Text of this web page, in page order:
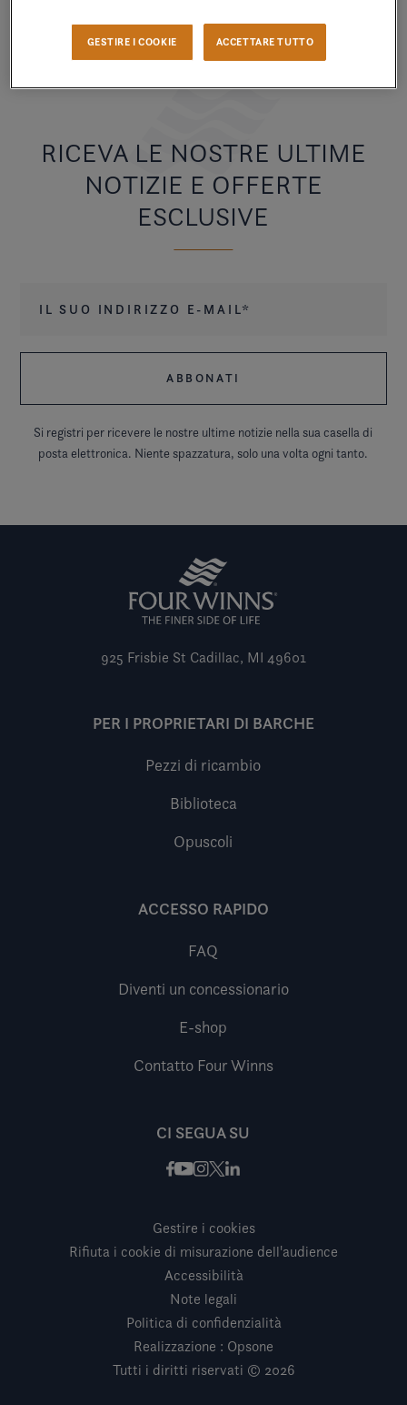
RICEVA LE NOSTRE ULTIME
NOTIZIE E OFFERTE
ESCLUSIVE
Si registri per ricevere le nostre ultime notizie nella sua casella di
posta elettronica. Niente spazzatura, solo una volta ogni tanto.
925 Frisbie St Cadillac, MI 49601
PER I PROPRIETARI DI BARCHE
Pezzi di ricambio
Biblioteca
Opuscoli
ACCESSO RAPIDO
FAQ
Diventi un concessionario
E-shop
Contatto Four Winns
CI SEGUA SU
Facebook
Youtube
Instagram
X / Twitter
LinkedIn
Tutti i diritti riservati © 2026
Gestire i cookies
Rifiuta i cookie di misurazione dell'audience
Accessibilità
Note legali
Politica di confidenzialità
Realizzazione : Opsone
GESTIRE I COOKIE ACCETTARE TUTTO